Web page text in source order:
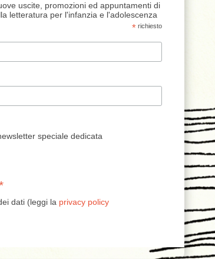
uscite, promozioni ed appuntamenti di
letteratura per l'infanzia e l'adolescenza
*richiesto
speciale dedicata
dati (leggi la privacy policy